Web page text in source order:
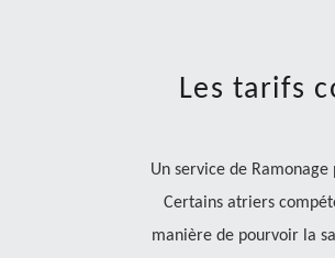
Les tarifs
Un service de
Certains atriers
manière de pourvoir la